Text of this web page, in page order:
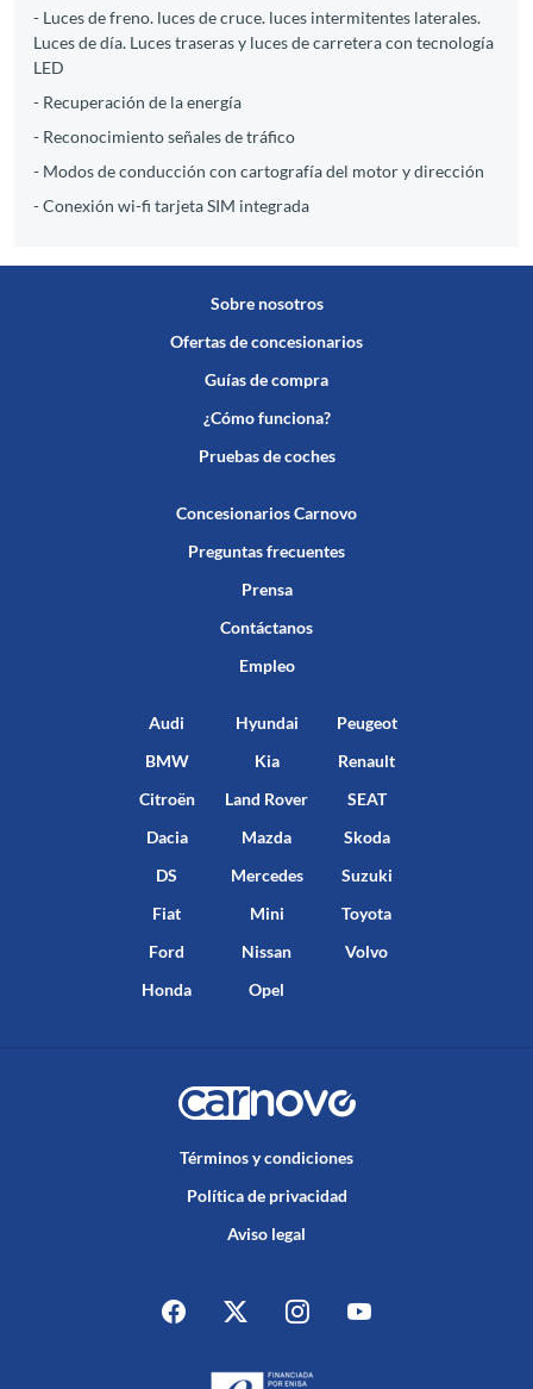
- Luces de freno. luces de cruce. luces intermitentes laterales.
Luces de día. Luces traseras y luces de carretera con tecnología
LED
- Recuperación de la energía
- Reconocimiento señales de tráfico
- Modos de conducción con cartografía del motor y dirección
- Conexión wi-fi tarjeta SIM integrada
Sobre nosotros
Ofertas de concesionarios
Guías de compra
¿Cómo funciona?
Pruebas de coches
Concesionarios Carnovo
Preguntas frecuentes
Prensa
Contáctanos
Empleo
Audi
BMW
Citroën
Dacia
DS
Fiat
Ford
Honda
Hyundai
Kia
Land Rover
Mazda
Mercedes
Mini
Nissan
Opel
Peugeot
Renault
SEAT
Skoda
Suzuki
Toyota
Volvo
Términos y condiciones
Política de privacidad
Aviso legal